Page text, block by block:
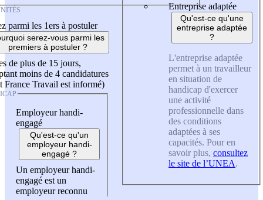
parmi les 1ers à postuler
serez-vous parmi les
premiers à postuler ?
de plus de 15 jours,
moins de 4 candidatures
France Travail est informé)
Employeur handi-
engagé
Qu'est-ce qu'un
employeur handi-
engagé ?
Un employeur handi-
engagé est un
employeur reconnu
Entreprise adaptée
Qu'est-ce qu'une
entreprise adaptée
?
L'entreprise adaptée
permet à un travailleur
en situation de
handicap d'exercer
une activité
professionnelle dans
des conditions
adaptées à ses
capacités. Pour en
savoir plus, consultez
le site de l’UNEA.